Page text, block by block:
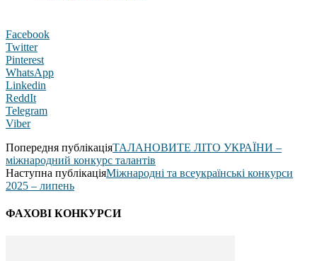
Facebook
Twitter
Pinterest
WhatsApp
Linkedin
ReddIt
Telegram
Viber
Попередня публікаціяТАЛАНОВИТЕ ЛІТО УКРАЇНИ –
міжнародний конкурс талантів
Наступна публікаціяМіжнародні та всеукраїнські конкурси
2025 – липень
ФАХОВІ КОНКУРСИ